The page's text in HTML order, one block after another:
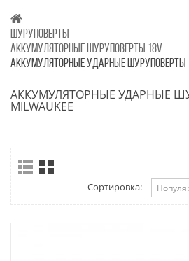
ШУРУПОВЕРТЫ
АККУМУЛЯТОРНЫЕ ШУРУПОВЕРТЫ 18V
АККУМУЛЯТОРНЫЕ УДАРНЫЕ ШУРУПОВЕРТЫ
АККУМУЛЯТОРНЫЕ УДАРНЫЕ
MILWAUKEE
Сортировка: